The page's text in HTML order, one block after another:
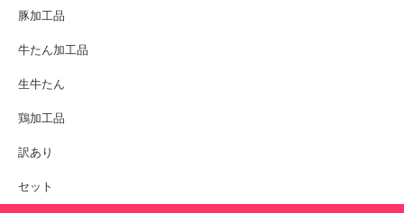
豚加工品
牛たん加工品
生牛たん
鶏加工品
訳あり
セット